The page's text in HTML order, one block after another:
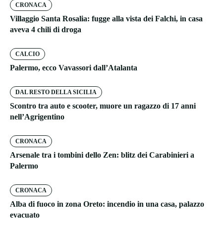
CRONACA
Villaggio Santa Rosalia: fugge alla vista dei Falchi, in casa
aveva 4 chili di droga
CALCIO
Palermo, ecco Vavassori dall’Atalanta
DAL RESTO DELLA SICILIA
Scontro tra auto e scooter, muore un ragazzo di 17 anni
nell’Agrigentino
CRONACA
Arsenale tra i tombini dello Zen: blitz dei Carabinieri a
Palermo
CRONACA
Alba di fuoco in zona Oreto: incendio in una casa, palazzo
evacuato